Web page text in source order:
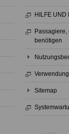
HILFE UND
benötigen
Sitemap